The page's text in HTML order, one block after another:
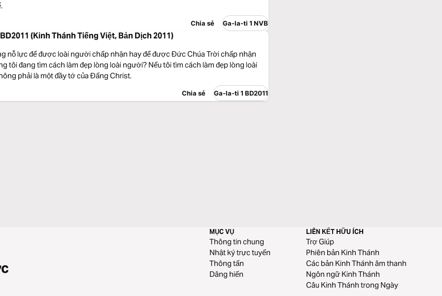
Chia sẻ Ga-la-ti 1 NVB
(Kinh Thánh Tiếng Việt, Bản Dịch 2011)
nỗ lực để được loài người chấp nhận hay để được Đức Chúa Trời chấp nhận
tôi đang tìm cách làm đẹp lòng loài người? Nếu tôi tìm cách làm đẹp lòng loài
phải là một đầy tớ của Đấng Christ.
Chia sẻ Ga-la-ti 1 BD2011
MỤC VỤ
Thông tin chung
Nhật ký trực tuyến
Thông tấn
Dâng hiến
LIÊN KẾT HỮU ÍCH
Trợ Giúp
Phiên bản Kinh Thánh
Các bản Kinh Thánh âm thanh
Ngôn ngữ Kinh Thánh
Câu Kinh Thánh trong Ngày